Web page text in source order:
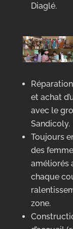
Diaglé.
et achat
avec le
Sandicoly.
Toujours
des
améliorés
chaque
zone.